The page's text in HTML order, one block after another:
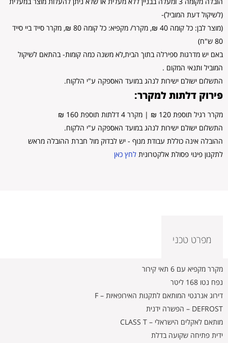
(לשיקול דעת המוביל)-
(מוצר לבן: כל קומה 40 ₪, מקרר/ מקפיא: כל קומה 80 ₪, מקרר סייד ביי סייד
80 ש"ח)
באם יש מדרגות ספירלה בתוך הבית,לא משנה כמה קומות- בהתאם לשיקול
המוביל ותנאי המקום .
התשלום ישולם ישירות לנהג במועד האספקה ע"י הלקוח.
פירוק דלתות למקרר:
מקרר רגיל תוספת 120 ₪ | מקרר 4 דלתות תוספת 160 ₪
התשלום ישולם ישירות לנהג במועד האספקה ע"י הלקוח.
ההובלה אינה כוללת עבודת מנוף - יש לבדוק מול חברת ההובלה מראש
לתקנון פינוי פסולת אלקטרונית לחץ כאן
מפרט טכני
מקרר מקפיא עם 6 תאי קירור
נפח נטו 168 ליטר
דירוג אנרגטי המותאם לתקנות האירופאיות – F
DEFROST – הפשרה ידנית
מותאם לאקלים הישראלי – CLASS T
ידית פתיחה שקועה בדלת